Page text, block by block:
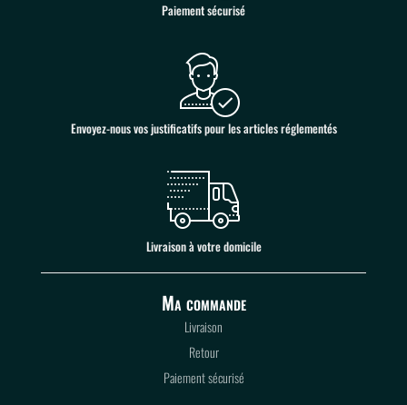
Paiement sécurisé
Envoyez-nous vos justificatifs pour les articles réglementés
Livraison à votre domicile
Ma commande
Livraison
Retour
Paiement sécurisé